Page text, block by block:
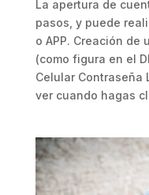
La apertura de
pasos, y puede
o APP. Creación de
(como figura en el
Celular Contraseña
ver cuando hagas